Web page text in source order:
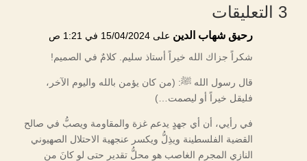
3 التعليقات
رحيق شهاب الدين على 15/04/2024 في 1:21 ص
شكراً جزاك الله خيراً أستاذ سليم. كلامٌ في الصميم!
قال رسول الله ﷺ: (من كان يؤمن بالله واليوم الآخر،
فليقل خيراً أو ليصمت…)
في رأيي، أن أي جهدٍ يدعم غزة والمقاومة ويصبُّ في صالح
القضية الفلسطينة ويذِلُّ ويكسر عنجهية الاحتلال الصهيوني
النازي المجرم الغاصب هو محلُّ تقدير حتى لو كانَ من